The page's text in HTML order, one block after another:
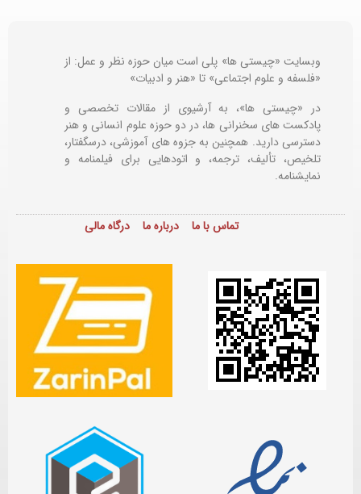
وبسایت «چیستی ها» پلی است میان حوزه نظر و عمل: از
«فلسفه و علوم اجتماعی» تا «هنر و ادبیات»
در «چیستی ها»، به آرشیوی از مقالات تخصصی و
پادکست های سخنرانی ها، در دو حوزه علوم انسانی و هنر
دسترسی دارید. همچنین به جزوه های آموزشی، درسگفتار،
تلخیص، تألیف، ترجمه، و اتودهایی برایفیلمنامه و
نمایشنامه.
تماس با ما درباره ما درگاه مالی